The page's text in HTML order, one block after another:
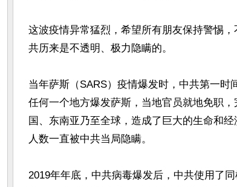
这波疫情异常猛烈，希望所有朋友保持警惕
共历来是不透明、极力隐瞒的。
当年萨斯（SARS）疫情爆发时，中共第一时
任何一个地方爆发萨斯，当地官员就地免职
国、东南亚乃至全球，造成了巨大的生命和
人数一直被中共当局隐瞒。
2019年年底，中共病毒爆发后，中共使用了